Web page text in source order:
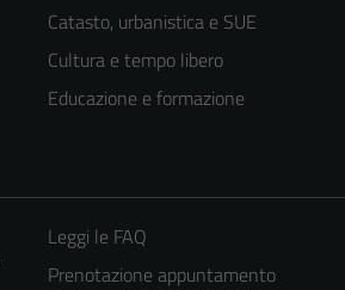
Catasto, urbanistica e SUE
Cultura e tempo libero
Educazione e formazione
Leggi le FAQ
Prenotazione appuntamento